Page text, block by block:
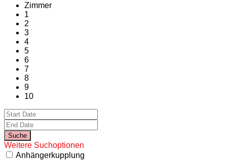
Zimmer
1
2
3
4
5
6
7
8
9
10
Weitere Suchoptionen
Anhängerkupplung